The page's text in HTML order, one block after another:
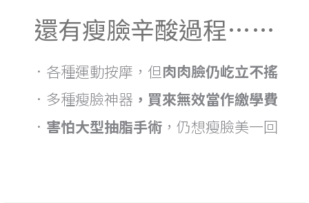
還有瘦臉辛酸過程……
．各種運動按摩，但肉肉臉仍屹立不搖
．多種瘦臉神器 ，買來無效當作繳學費
． 害怕大型抽脂手術，仍想瘦臉美一回